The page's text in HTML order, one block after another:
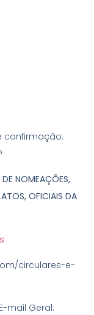
confirmação:
NOMEAÇÕES,
OFICIAIS DA
circulares-e-
mail Geral: